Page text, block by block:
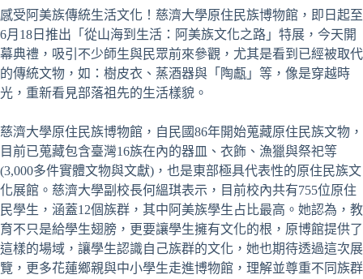
感受阿美族傳統生活文化！慈濟大學原住民族博物館，即日起至
6月18日推出「從山海到生活：阿美族文化之路」特展，今天開
幕典禮，吸引不少師生與民眾前來參觀，尤其是看到已經被取代
的傳統文物，如：樹皮衣、蒸酒器與「陶甗」等，像是穿越時
光，重新看見部落祖先的生活樣貌。
慈濟大學原住民族博物館，自民國86年開始蒐藏原住民族文物，
目前已蒐藏包含臺灣16族在內的器皿、衣飾、漁獵與祭祀等
(3,000多件實體文物與文獻)，也是東部極具代表性的原住民族文
化展館。慈濟大學副校長何縕琪表示，目前校內共有755位原住
民學生，涵蓋12個族群，其中阿美族學生占比最高。她認為，教
育不只是給學生翅膀，更要讓學生擁有文化的根，原博館提供了
這樣的場域，讓學生認識自己族群的文化，她也期待透過這次展
覽，更多花蓮鄉親與中小學生走進博物館，理解並尊重不同族群